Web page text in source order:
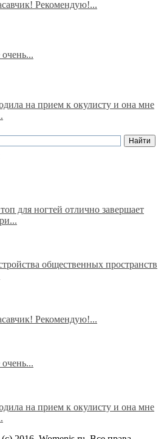
Рекомендую!...
на прием к окулисту и она мне
для ногтей отлично завершает
общественных пространств
Рекомендую!...
на прием к окулисту и она мне